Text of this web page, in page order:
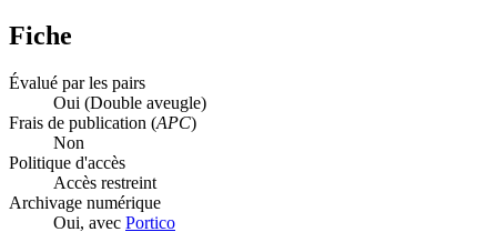
Fiche
Évalué par les pairs
Oui (Double aveugle)
Frais de publication (APC)
Non
Politique d'accès
Accès restreint
Archivage numérique
Oui, avec Portico